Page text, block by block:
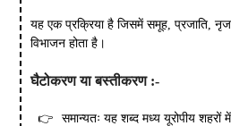
यह एक प्रक्रिया है जिसमें समूह, प्रजाति,
विभाजन होता है।
घैटोकरण या बस्तीकरण :-
समान्यतः यह शब्द मध्य यूरोपीय शहरों